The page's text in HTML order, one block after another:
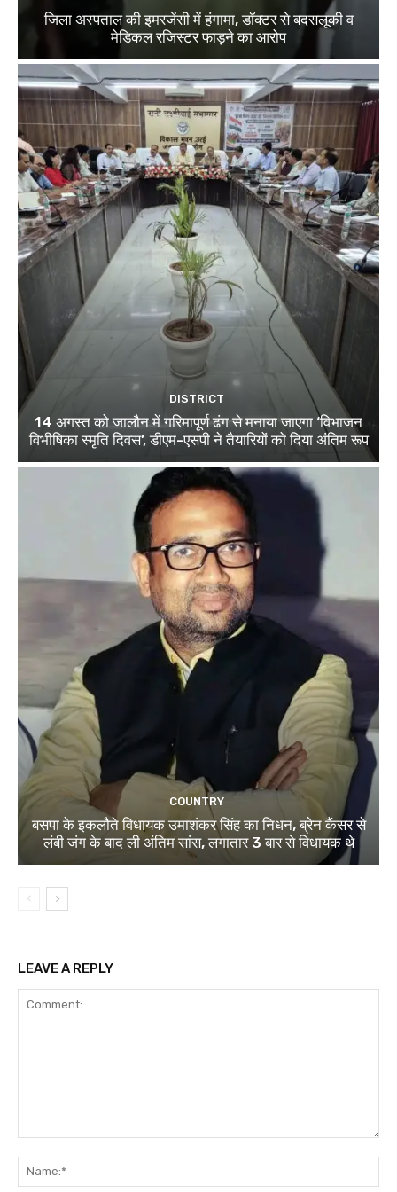
जिला अस्पताल की इमरजेंसी में हंगामा, डॉक्टर से बदसलूकी व
मेडिकल रजिस्टर फाड़ने का आरोप
DISTRICT
14 अगस्त को जालौन में गरिमापूर्ण ढंग से मनाया जाएगा ‘विभाजन
विभीषिका स्मृति दिवस’, डीएम-एसपी ने तैयारियों को दिया अंतिम रूप
COUNTRY
बसपा के इकलौते विधायक उमाशंकर सिंह का निधन, ब्रेन कैंसर से
लंबी जंग के बाद ली अंतिम सांस, लगातार 3 बार से विधायक थे
LEAVE A REPLY